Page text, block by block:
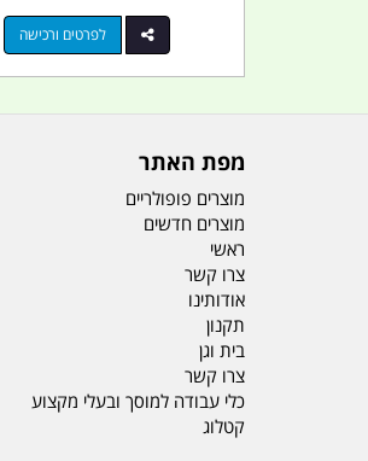
לפרטים ורכישה
מפת האתר
מוצרים פופולריים
מוצרים חדשים
ראשי
צרו קשר
אודותינו
תקנון
בית וגן
צרו קשר
כלי עבודה למוסך ובעלי מקצוע
קטלוג